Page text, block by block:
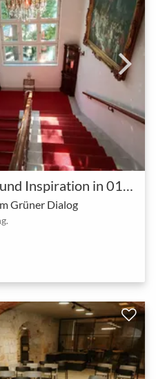
Grüner Dialog